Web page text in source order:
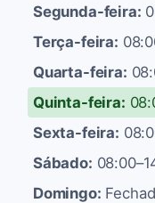
Segunda-feira:
Terça-feira:
Quarta-feira:
Quinta-feira:
Sexta-feira:
Sábado:
Domingo: